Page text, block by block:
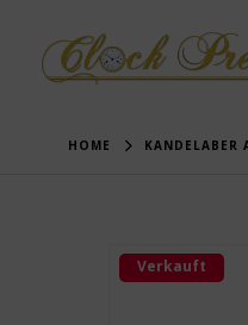
HOME KANDELABER
Verkauft